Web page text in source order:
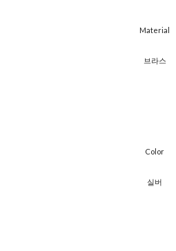
​Material
브라스
Color
실버